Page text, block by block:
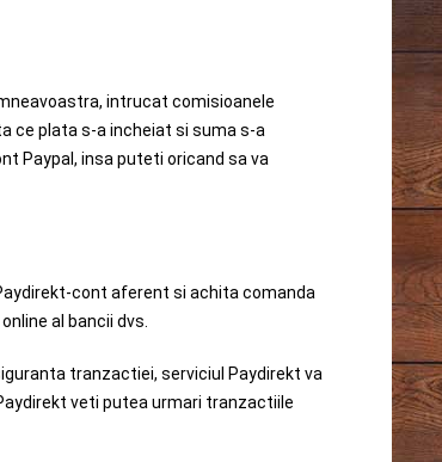
intrucat comisioanele
ce plata s-a incheiat si suma s-a
Paypal, insa puteti oricand sa va
cont aferent si achita comanda
al bancii dvs.
tranzactiei, serviciul Paydirekt va
veti putea urmari tranzactiile